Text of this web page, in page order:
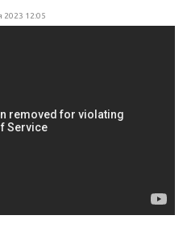
2023 12:05